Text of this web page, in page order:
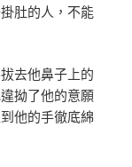
肚的人，不能
去他鼻子上的
拗了他的意願
他的手徹底綿